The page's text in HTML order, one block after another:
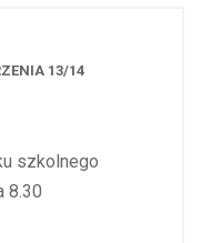
13/14
szkolnego
8.30